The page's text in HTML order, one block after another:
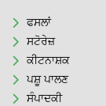
ਫਸਲਾਂ
ਸਟੋਰੇਜ਼
ਕੀਟਨਾਸ਼ਕ
ਪਸ਼ੂ ਪਾਲਣ
ਸੰਪਾਦਕੀ